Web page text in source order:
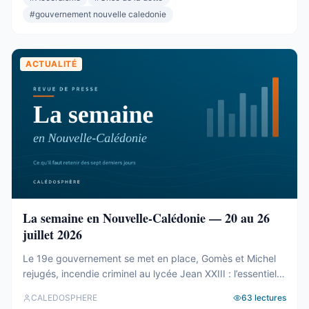
Rassemblement et l’Éveil océanien. L’élection de la
#gouvernement nouvelle caledonie
ACTUALITÉ
La semaine en Nouvelle-Calédonie — 20 au 26
juillet 2026
Le 19e gouvernement se met en place, Gomès et Michel
rejugés, incendie criminel au lycée Jean XXIII : l’essentiel
CALEDOSPHERE 63 lectures